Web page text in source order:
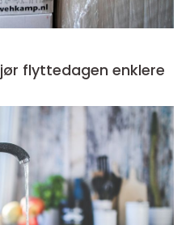
flyttedagen enklere